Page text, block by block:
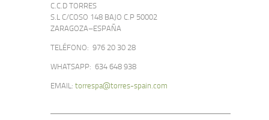
C.C.D TORRES
S.L C/COSO 148 BAJO C.P 50002
ZARAGOZA–ESPAÑA
TELÉFONO: 976 20 30 28
WHATSAPP: 634 648 938
EMAIL: torrespa@torres-spain.com